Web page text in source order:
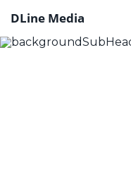
DLine Media